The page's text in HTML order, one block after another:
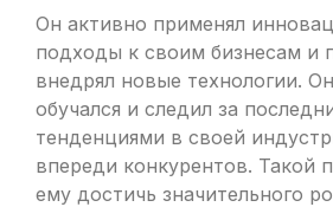
Он активно применял
подходы к своим бизнесам и
внедрял новые технологии.
обучался и следил за
тенденциями в своей
впереди конкурентов. Такой
ему достичь значительного